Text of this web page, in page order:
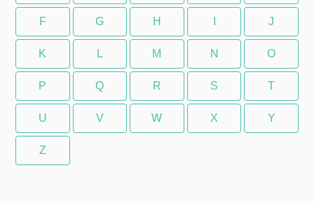
F G H J
K L M N O
P Q R S T
U V W X Y
Z